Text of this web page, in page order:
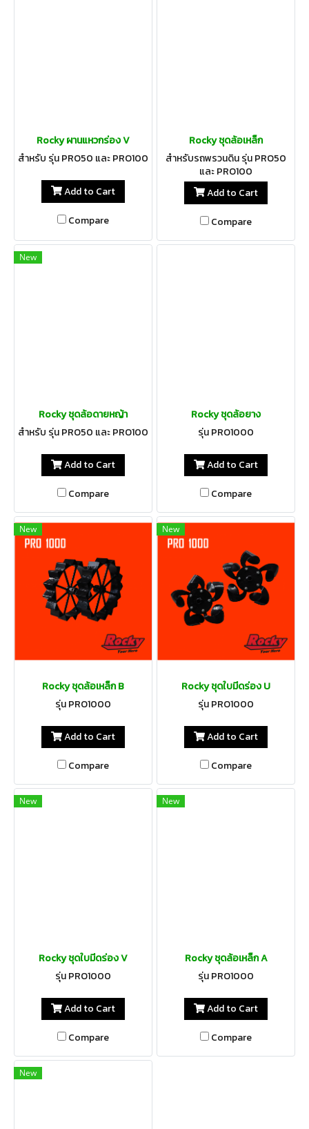
Rocky ผานแหวกร่อง V
สำหรับ รุ่น PRO50 และ PRO100
Add to Cart
Compare
Rocky ชุดล้อเหล็ก
สำหรับรถพรวนดิน รุ่น PRO50
และ PRO100
Add to Cart
Compare
New
Rocky ชุดล้อดายหญ้า
สำหรับ รุ่น PRO50 และ PRO100
Add to Cart
Compare
Rocky ชุดล้อยาง
รุ่น PRO1000
Add to Cart
Compare
New
Rocky ชุดล้อเหล็ก B
รุ่น PRO1000
Add to Cart
Compare
New
Rocky ชุดใบมีดร่อง U
รุ่น PRO1000
Add to Cart
Compare
New
Rocky ชุดใบมีดร่อง V
รุ่น PRO1000
Add to Cart
Compare
New
Rocky ชุดล้อเหล็ก A
รุ่น PRO1000
Add to Cart
Compare
New